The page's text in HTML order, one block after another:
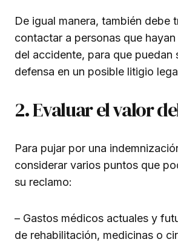
De igual manera, también debe
contactar a personas que
del accidente, para que puedan
defensa en un posible litigio
2. Evaluar el valor
Para pujar por una
considerar varios puntos que
su reclamo:
– Gastos médicos actuales y
de rehabilitación, medicinas o